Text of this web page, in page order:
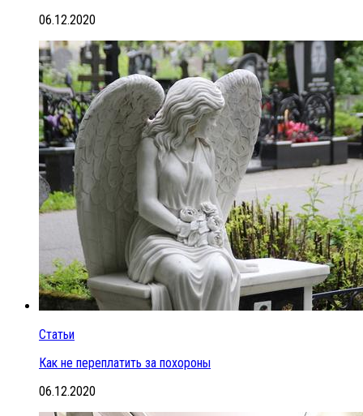
06.12.2020
Статьи
Как не переплатить за похороны
06.12.2020